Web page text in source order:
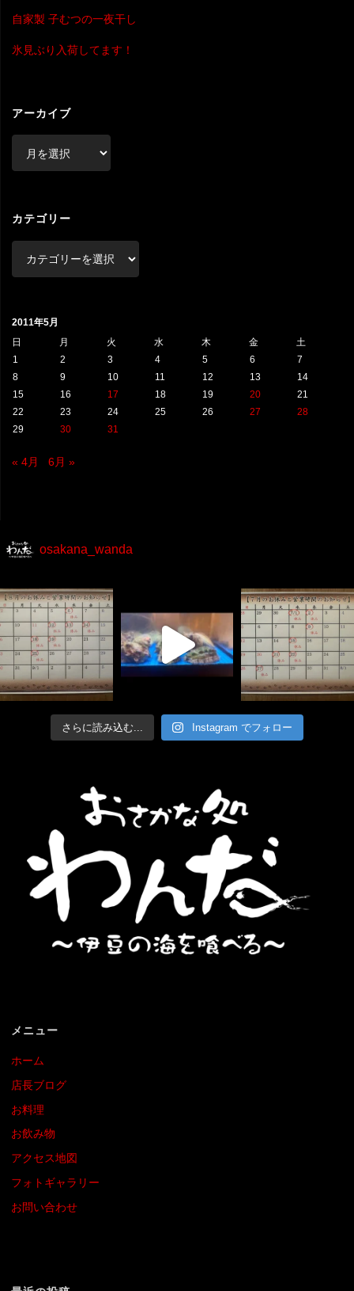
自家製 子むつの一夜干し
氷見ぶり入荷してます！
アーカイブ
ブ
カテゴリー
ー
2011年5月
日
月 火 水 木 金
土
1
2 3 4 5 6
7
8
9 10 11 12 13
14
15
16 17 18 19 20
21
22
23 24 25 26 27
28
29
30 31
« 4月 6月 »
osakana_wanda
さらに読み込む... Instagram でフォロー
メニュー
ホーム
店長ブログ
お料理
お飲み物
アクセス地図
フォトギャラリー
お問い合わせ